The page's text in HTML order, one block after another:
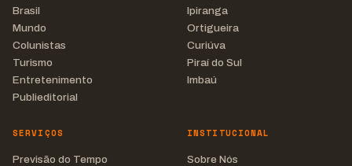
Brasil
Mundo
Colunistas
Turismo
Entretenimento
Publieditorial
Ipiranga
Ortigueira
Curiúva
Piraí do Sul
Imbaú
SERVIÇOS
Previsão do Tempo
INSTITUCIONAL
Sobre Nós